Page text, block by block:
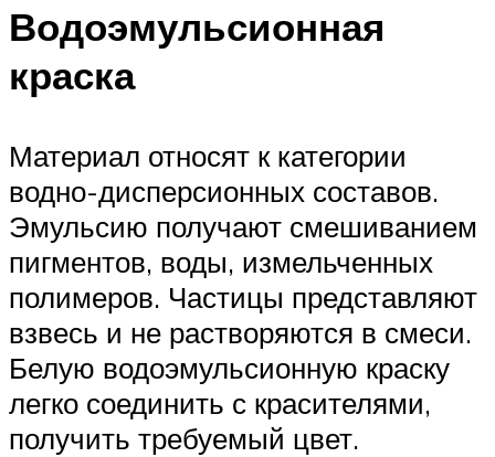
Водоэмульсионная
краска
Материал относят к категории
водно-дисперсионных составов.
Эмульсию получают смешиванием
пигментов, воды, измельченных
полимеров. Частицы представляют
взвесь и не растворяются в смеси.
Белую водоэмульсионную краску
легко соединить с красителями,
получить требуемый цвет.